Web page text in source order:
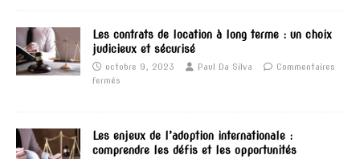
Les contrats de location à long terme : un choix
judicieux et sécurisé
octobre 9, 2023 Paul Da Silva
Commentaires
fermés
Les enjeux de l’adoption internationale :
comprendre les défis et les opportunités